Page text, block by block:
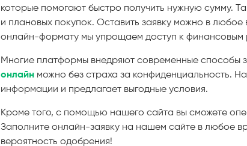
которые помогают быстро получить нужную сумму.
и плановых покупок. Оставить заявку можно в любое
онлайн-формату мы упрощаем доступ к финансовым
Многие платформы внедряют современные способы
онлайн можно без страха за конфиденциальность.
информации и предлагает выгодные условия.
Кроме того, с помощью нашего сайта вы сможете
Заполните онлайн-заявку на нашем сайте в любое
вероятность одобрения!